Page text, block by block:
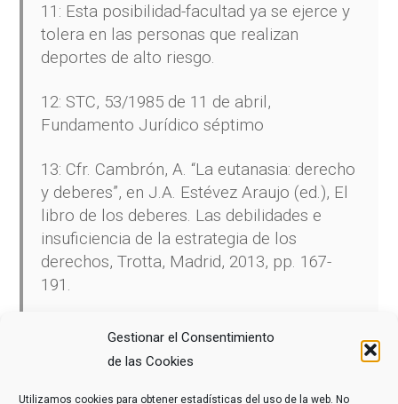
Gestionar el Consentimiento
de las Cookies
Utilizamos cookies para obtener estadísticas del uso de la web. No
11: Esta posibilidad-facultad ya se ejerce y
tolera en las personas que realizan
deportes de alto riesgo.
12: STC, 53/1985 de 11 de abril,
Fundamento Jurídico séptimo
13: Cfr. Cambrón, A. “La eutanasia: derecho
y deberes”, en J.A. Estévez Araujo (ed.), El
libro de los deberes. Las debilidades e
insuficiencia de la estrategia de los
derechos, Trotta, Madrid, 2013, pp. 167-
191.
COMPARTE ESTE ARTÍCULO